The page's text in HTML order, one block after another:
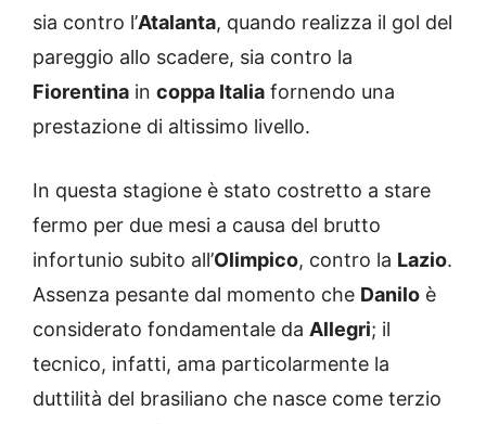
sia contro l’Atalanta, quando realizza il gol del
pareggio allo scadere, sia contro la
Fiorentina in coppa Italia fornendo una
prestazione di altissimo livello.
In questa stagione è stato costretto a stare
fermo per due mesi a causa del brutto
infortunio subito all’Olimpico, contro la Lazio.
Assenza pesante dal momento che Danilo è
considerato fondamentale da Allegri; il
tecnico, infatti, ama particolarmente la
duttilità del brasiliano che nasce come terzio